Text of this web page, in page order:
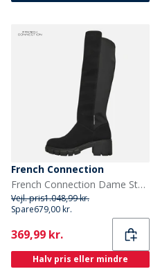
French Connection
French Connection Dame Støvler med Tyk Hæl til Knæet Sorte
Vejl. pris1.048,99 kr.
Spare679,00 kr.
Current
369,99 kr.
Halv pris eller mindre